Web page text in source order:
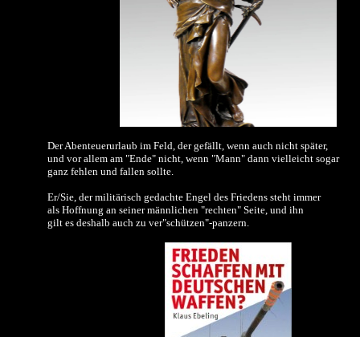
Der Abenteuerurlaub im Feld, der gefällt, wenn auch nicht später,
und vor allem am "Ende" nicht, wenn "Mann" dann vielleicht sogar
ganz fehlen und fallen sollte.
Er/Sie, der militärisch gedachte Engel des Friedens steht immer
als Hoffnung an seiner männlichen "rechten" Seite, und ihn
gilt es deshalb auch zu ver"schützen"-panzern.